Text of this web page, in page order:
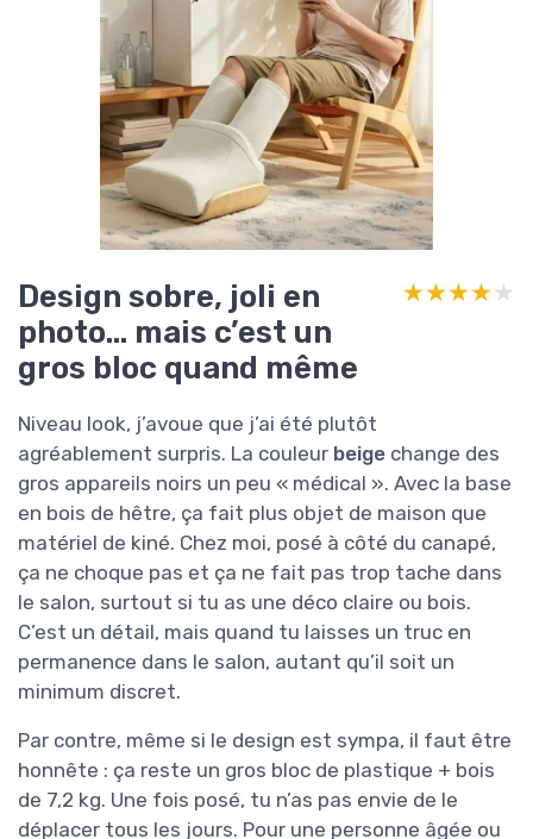
Design sobre, joli en
photo… mais c’est un
gros bloc quand même
★★★★★
★★★★★
Niveau look, j’avoue que j’ai été plutôt
agréablement surpris. La couleur beige change des
gros appareils noirs un peu « médical ». Avec la base
en bois de hêtre, ça fait plus objet de maison que
matériel de kiné. Chez moi, posé à côté du canapé,
ça ne choque pas et ça ne fait pas trop tache dans
le salon, surtout si tu as une déco claire ou bois.
C’est un détail, mais quand tu laisses un truc en
permanence dans le salon, autant qu’il soit un
minimum discret.
Par contre, même si le design est sympa, il faut être
honnête : ça reste un gros bloc de plastique + bois
de 7,2 kg. Une fois posé, tu n’as pas envie de le
déplacer tous les jours. Pour une personne âgée ou